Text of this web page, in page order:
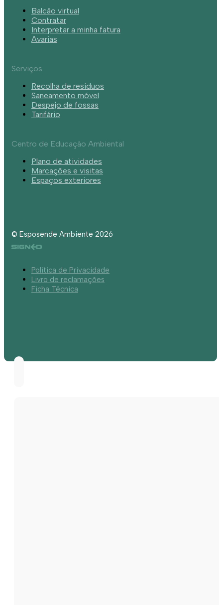
Balcão virtual
Contratar
Interpretar a minha fatura
Avarias
Serviços
Recolha de resíduos
Saneamento móvel
Despejo de fossas
Tarifário
Centro de Educação Ambiental
Plano de atividades
Marcações e visitas
Espaços exteriores
© Esposende Ambiente 2026
Política de Privacidade
Livro de reclamações
Ficha Técnica